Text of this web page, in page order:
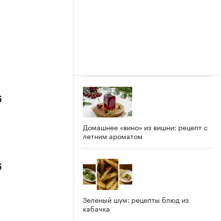
Домашнее «вино» из вишни: рецепт с
летним ароматом
Зеленый шум: рецепты блюд из
кабачка